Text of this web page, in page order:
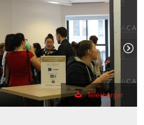
Télécharger